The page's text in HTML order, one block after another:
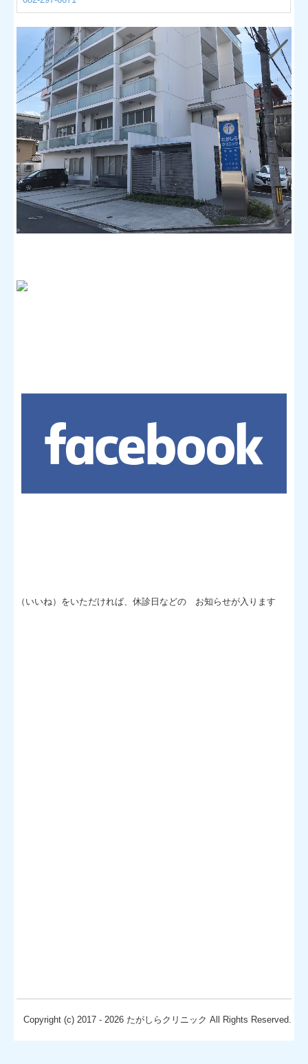
（いいね）をいただければ、休診日などの お知らせが入ります
Copyright (c) 2017 - 2026 たがしらクリニック All Rights Reserved.